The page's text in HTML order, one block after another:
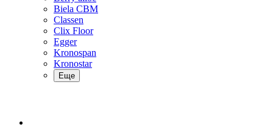
Biela CBM
Classen
Clix Floor
Egger
Kronospan
Kronostar
Еще